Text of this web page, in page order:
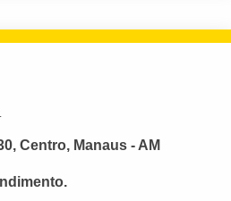
Centro, Manaus - AM